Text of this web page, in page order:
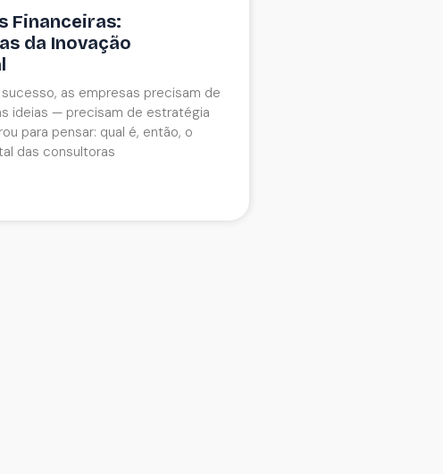
Financeiras:
da Inovação
as empresas precisam de
ideias — precisam de estratégia
para pensar: qual é, então, o
das consultoras